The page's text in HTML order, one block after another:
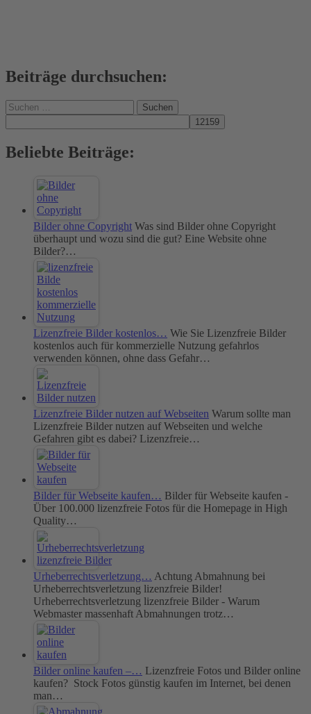
Beiträge durchsuchen:
Suchen
nach:
Beliebte Beiträge:
Bilder ohne Copyright Was sind Bilder ohne Copyright
überhaupt und wozu sind die gut? Eine Website ohne
Bilder?…
Lizenzfreie Bilder kostenlos… Wie Sie Lizenzfreie Bilder
kostenlos auch für kommerzielle Nutzung gefahrlos
verwenden können, ohne dass Gefahr…
Lizenzfreie Bilder nutzen auf Webseiten Warum sollte man
Lizenzfreie Bilder nutzen auf Webseiten und welche
Gefahren gibt es dabei? Lizenzfreie…
Bilder für Webseite kaufen… Bilder für Webseite kaufen -
Über 100.000 lizenzfreie Fotos für die Homepage in High
Quality…
Urheberrechtsverletzung… Achtung Abmahnung bei
Urheberrechtsverletzung lizenzfreie Bilder!
Urheberrechtsverletzung lizenzfreie Bilder - Warum
Webmaster massenhaft Abmahnungen trotz…
Bilder online kaufen –… Lizenzfreie Fotos und Bilder online
kaufen? Stock Fotos günstig kaufen im Internet, bei denen
man…